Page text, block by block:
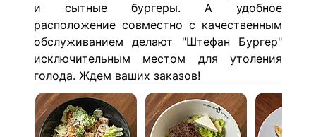
и сытные бургеры. А удобное
расположение совместно с качественным
обслуживанием делают "Штефан Бургер"
исключительным местом для утоления
голода. Ждем ваших заказов!